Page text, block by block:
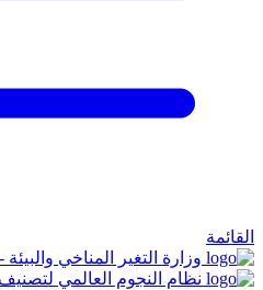
القائمة
وزارة التغير المناخي
نظام النجوم العالمي